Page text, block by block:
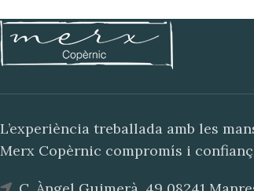
L’experiència treballada amb les
Merx Copèrnic compromís i